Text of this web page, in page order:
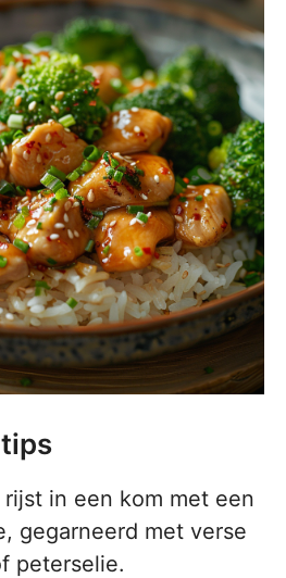
in een kom met een
gegarneerd met verse
peterselie.